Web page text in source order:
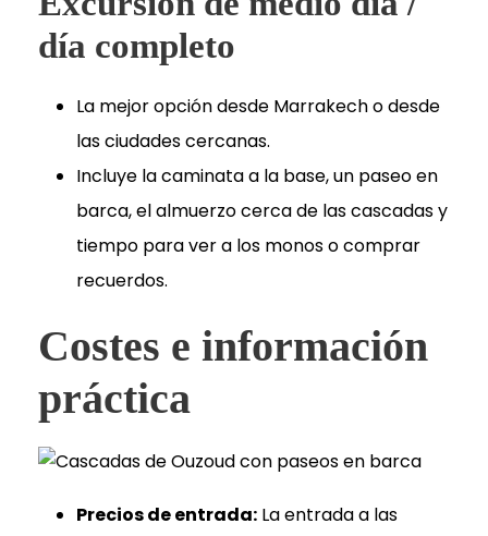
día completo
La mejor opción desde Marrakech o desde
las ciudades cercanas.
Incluye la caminata a la base, un paseo en
barca, el almuerzo cerca de las cascadas y
tiempo para ver a los monos o comprar
recuerdos.
Costes e información
práctica
Precios de entrada: La entrada a las